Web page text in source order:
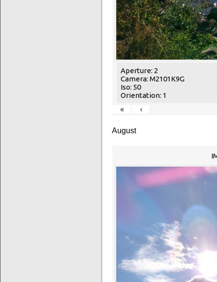
Aperture: 2
Camera: M2101K9G
Iso: 50
Orientation: 1
«
‹
August